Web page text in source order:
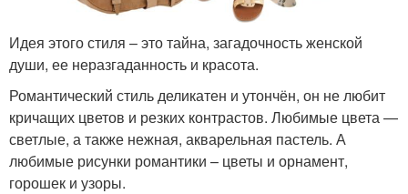
Идея этого стиля – это тайна, загадочность женской
души, ее неразгаданность и красота.
Романтический стиль деликатен и утончён, он не любит
кричащих цветов и резких контрастов. Любимые цвета —
светлые, а также нежная, акварельная пастель. А
любимые рисунки романтики – цветы и орнамент,
горошек и узоры.